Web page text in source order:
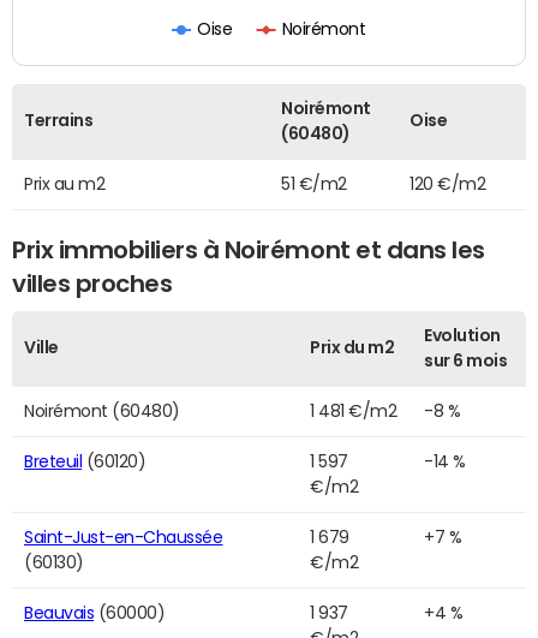
Oise Noirémont
Terrains
Noirémont
(60480)
Oise
Prix au m2 51 €/m2 120 €/m2
Prix immobiliers à Noirémont et dans les
villes proches
Ville Prix du m2
Evolution
sur 6 mois
Noirémont (60480) 1 481 €/m2 -8 %
Breteuil (60120)
1 597
€/m2
-14 %
Saint-Just-en-Chaussée
(60130)
1 679
€/m2
+7 %
Beauvais (60000)
1 937
+4 %